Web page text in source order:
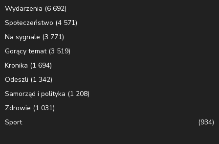
Wydarzenia (6 692)
Społeczeństwo (4 571)
Na sygnale (3 771)
Gorący temat(3 519)
Kronika (1 694)
Odeszli (1 342)
Samorząd i polityka (1 208)
Zdrowie (1 031)
Sport
(934)